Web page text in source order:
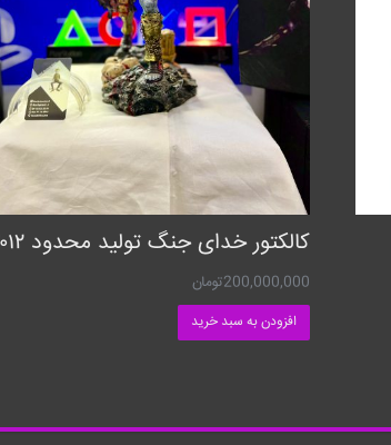
کالکتور خدای جنگ تولید محدود ۲۰۱۲
200,000,000تومان
افزودن به سبد خرید